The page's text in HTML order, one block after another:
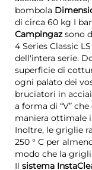
bombola
di circa 60 kg I
Campingazsono
4 Series Classic
dell'intera serie.
superficie di
ogni palato dei
bruciatori in
a forma di “V”
maniera ottimale
Inoltre, le griglie
250 ° C per
modo che la
Il sistema